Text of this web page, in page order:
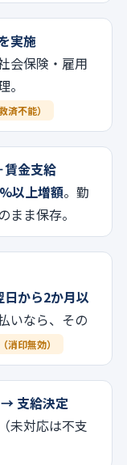
実施
会保険・雇用
済不能）
賃金支給
以上増額。勤
まま保存。
から2か月以
いなら、その
消印無効）
→ 支給決定
未対応は不支